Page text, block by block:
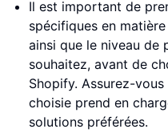
Il est important de
spécifiques en
ainsi que le niveau de
souhaitez, avant de
Shopify. Assurez-
choisie prend en
solutions préférées.